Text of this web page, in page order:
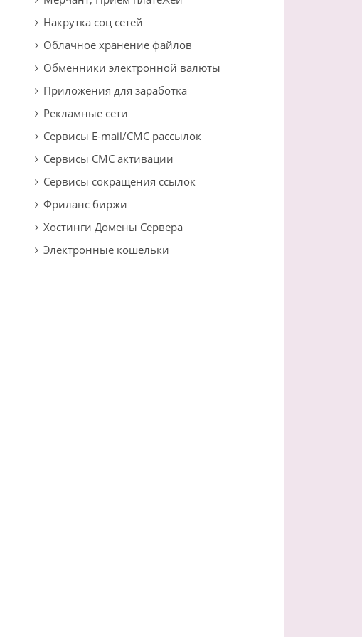
Накрутка соц сетей
Облачное хранение файлов
Обменники электронной валюты
Приложения для заработка
Рекламные сети
Сервисы E-mail/СМС рассылок
Сервисы СМС активации
Сервисы сокращения ссылок
Фриланс биржи
Хостинги Домены Сервера
Электронные кошельки